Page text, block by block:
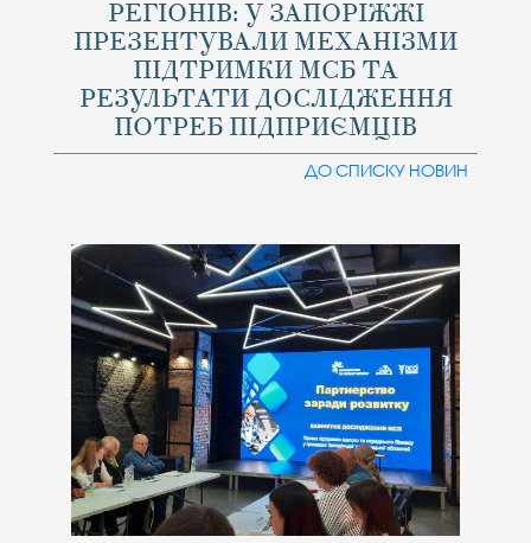
РЕГІОНІВ: У ЗАПОРІЖЖІ
ПРЕЗЕНТУВАЛИ МЕХАНІЗМИ
ПІДТРИМКИ МСБ ТА
РЕЗУЛЬТАТИ ДОСЛІДЖЕННЯ
ПОТРЕБ ПІДПРИЄМЦІВ
ДО СПИСКУ НОВИН